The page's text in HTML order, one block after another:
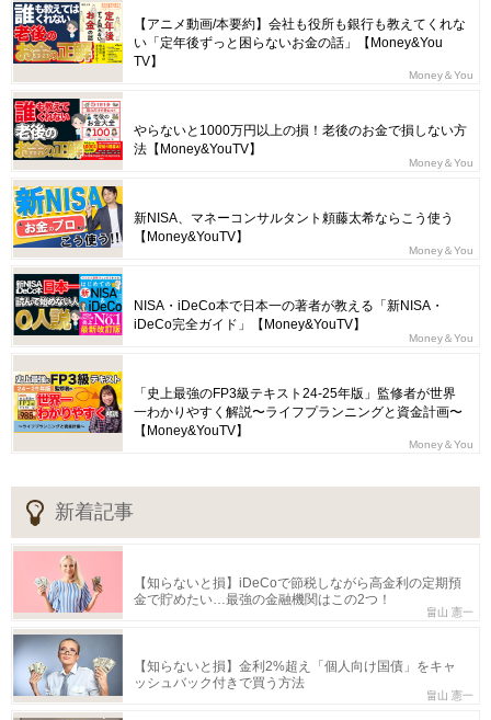
【アニメ動画/本要約】会社も役所も銀行も教えてくれな
い「定年後ずっと困らないお金の話」【Money&You
TV】
Money＆You
やらないと1000万円以上の損！老後のお金で損しない方
法【Money&YouTV】
Money＆You
新NISA、マネーコンサルタント頼藤太希ならこう使う
【Money&YouTV】
Money＆You
NISA・iDeCo本で日本一の著者が教える「新NISA・
iDeCo完全ガイド」【Money&YouTV】
Money＆You
「史上最強のFP3級テキスト24-25年版」監修者が世界
一わかりやすく解説〜ライフプランニングと資金計画〜
【Money&YouTV】
Money＆You
新着記事
【知らないと損】iDeCoで節税しながら高金利の定期預
金で貯めたい…最強の金融機関はこの2つ！
畠山 憲一
【知らないと損】金利2%超え「個人向け国債」をキャ
ッシュバック付きで買う方法
畠山 憲一